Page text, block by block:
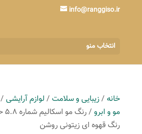
info@ranggiso.ir
انتخاب منو
خانه/زیبایی و سلامت/ لوازم آرایشی/
مو و ابرو
رنگ قهوه ای زیتونی روشن